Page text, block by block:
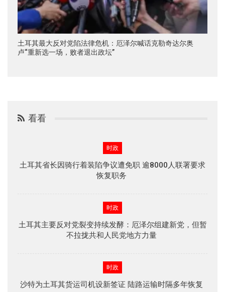
土耳其最大反对党陷法律危机：厄泽尔喊话克勒奇达尔奥
卢“重新选一场，败者退出政坛”
看看
时政
土耳其省长因骑行着装陷争议遭免职 逾8000人联署要求
恢复职务
时政
土耳其主要反对党裂变持续发酵：厄泽尔组建新党，但暂
不拉拢共和人民党地方力量
时政
沙特为土耳其货运司机设新签证 陆路运输时隔多年恢复